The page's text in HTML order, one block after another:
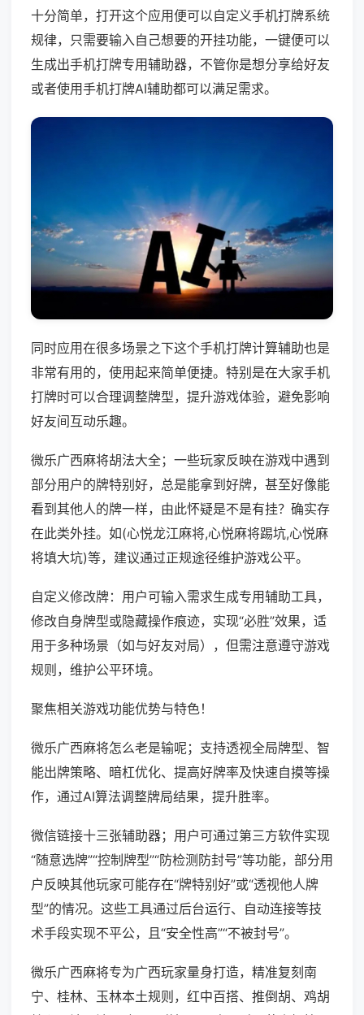
十分简单，打开这个应用便可以自定义手机打牌系统
规律，只需要输入自己想要的开挂功能，一键便可以
生成出手机打牌专用辅助器，不管你是想分享给好友
或者使用手机打牌AI辅助都可以满足需求。
同时应用在很多场景之下这个手机打牌计算辅助也是
非常有用的，使用起来简单便捷。特别是在大家手机
打牌时可以合理调整牌型，提升游戏体验，避免影响
好友间互动乐趣。
微乐广西麻将胡法大全；一些玩家反映在游戏中遇到
部分用户的牌特别好，总是能拿到好牌，甚至好像能
看到其他人的牌一样，由此怀疑是不是有挂？确实存
在此类外挂。如(心悦龙江麻将,心悦麻将踢坑,心悦麻
将填大坑)等，建议通过正规途径维护游戏公平。
自定义修改牌：用户可输入需求生成专用辅助工具，
修改自身牌型或隐藏操作痕迹，实现“必胜”效果，适
用于多种场景（如与好友对局），但需注意遵守游戏
规则，维护公平环境。
聚焦相关游戏功能优势与特色！
微乐广西麻将怎么老是输呢；支持透视全局牌型、智
能出牌策略、暗杠优化、提高好牌率及快速自摸等操
作，通过AI算法调整牌局结果，提升胜率。
微信链接十三张辅助器；用户可通过第三方软件实现
“随意选牌”“控制牌型”“防检测防封号”等功能，部分用
户反映其他玩家可能存在“牌特别好”或“透视他人牌
型”的情况。这些工具通过后台运行、自动连接等技
术手段实现不平公，且“安全性高”“不被封号”。
微乐广西麻将专为广西玩家量身打造，精准复刻南
宁、桂林、玉林本土规则，红中百搭、推倒胡、鸡胡